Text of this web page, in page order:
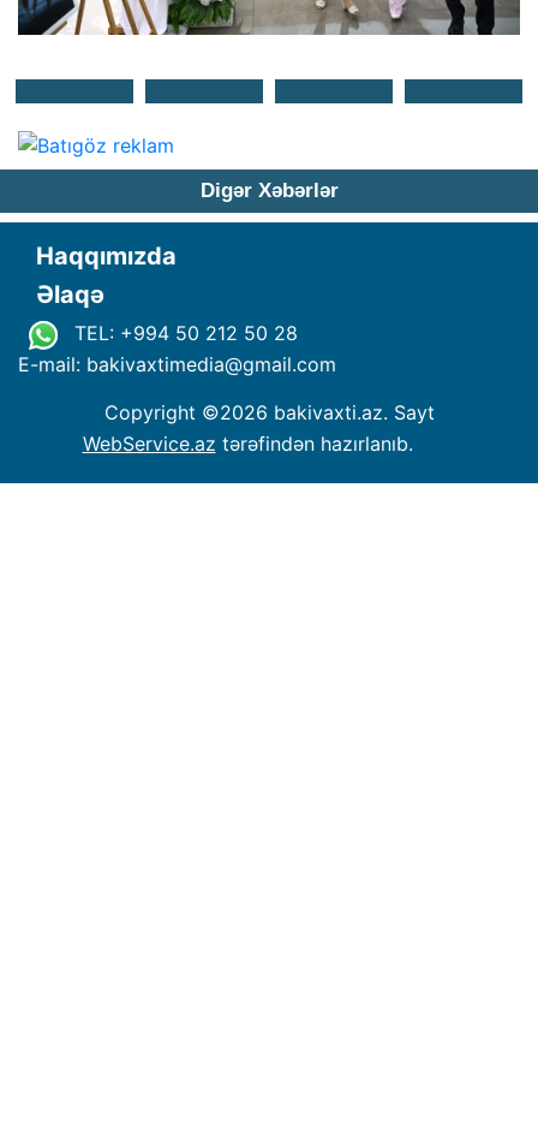
Digər Xəbərlər
Haqqımızda
Əlaqə
TEL: +994 50 212 50 28
E-mail: bakivaxtimedia@gmail.com
Copyright ©2026 bakivaxti.az. Sayt
WebService.az tərəfindən hazırlanıb.